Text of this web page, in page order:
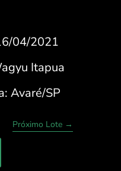
04/2021
Itapua
Avaré/SP
Próximo Lote →